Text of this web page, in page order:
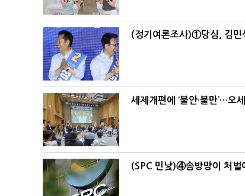
(정기여론조사)①당심, 김
세제개편에 ‘불안·불만’…오
(SPC 민낯)④솜방망이 처벌